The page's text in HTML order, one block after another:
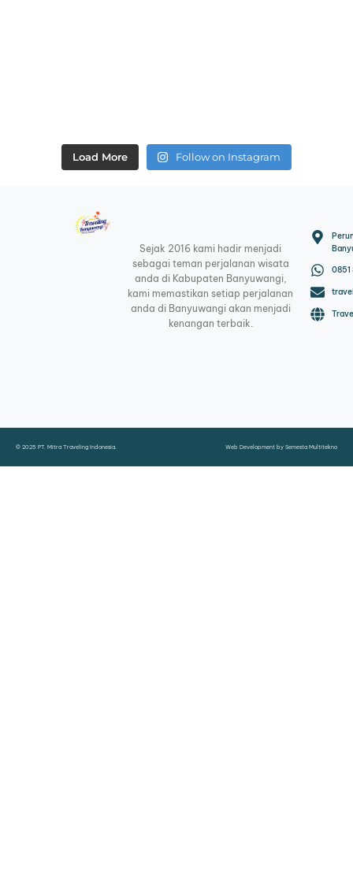
Load More Follow on Instagram
Sejak 2016 kami hadir menjadi
sebagai teman perjalanan wisata
anda di Kabupaten Banyuwangi,
kami memastikan setiap perjalanan
anda di Banyuwangi akan menjadi
kenangan terbaik.
© 2025 PT. Mitra Traveling Indonesia. Web Development by Semesta Multitekno